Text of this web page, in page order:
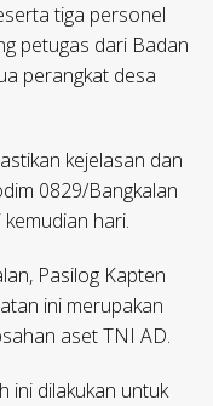
tiga personel
petugas dari Badan
perangkat desa
kejelasan dan
0829/Bangkalan
hari.
Pasilog Kapten
ini merupakan
aset TNI AD.
ini dilakukan untuk